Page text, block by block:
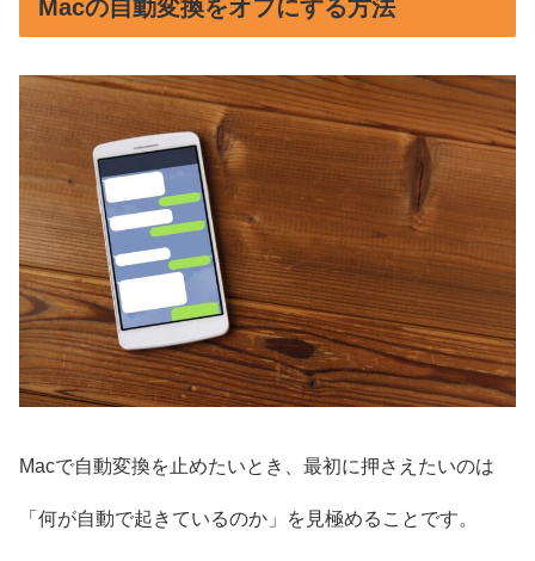
Macの自動変換をオフにする方法
Macで自動変換を止めたいとき、最初に押さえたいのは
「何が自動で起きているのか」を見極めることです。